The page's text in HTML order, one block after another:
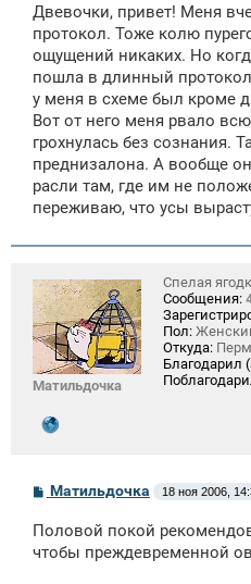
б
щ
е
н
и
Двевочки, привет! Меня
протокол. Тоже колю
ощущений никаких. Но
пошла в длинный
у меня в схеме был кроме
Вот от него меня рвало
грохнулась без сознания.
преднизалона. А вообще
расли там, где им не
переживаю, что усы
Матильдочка
Спелая
Сообщения:
Пол:
Откуда:
Благодарил
С
о
б
щ
Матильдочка 18 ноя 2006,
Половой покой
чтобы преждевременной